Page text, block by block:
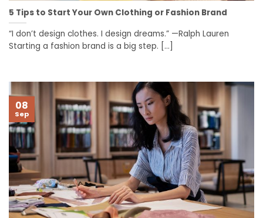
5 Tips to Start Your Own Clothing or Fashion Brand
“I don’t design clothes. I design dreams.” —Ralph Lauren
Starting a fashion brand is a big step. [...]
08
Sep